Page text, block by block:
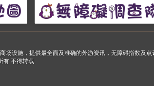
设施，提供最全面及准确的外游资讯，无障碍指数及点
有 不得转载